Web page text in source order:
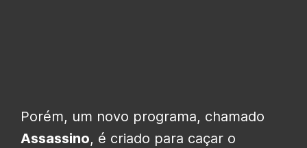
Porém, um novo programa, chamado
Assassino, é criado para caçar o